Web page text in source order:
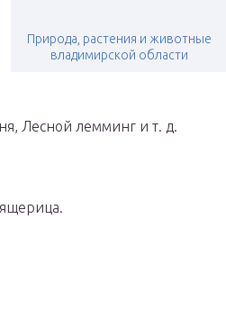
Природа, растения и животные
владимирской области
Лесной лемминг и т. д.